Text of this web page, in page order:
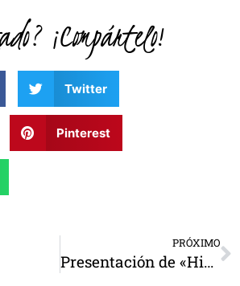
¡Compártelo!
Twitter
Pinterest
PRÓXIMO
Presentación de «Historia de un cuento» en la Asociación Cultural de San Marcelino